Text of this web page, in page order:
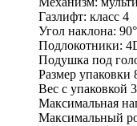
Газлифт: класс 4
Угол наклона:
Подлокотники:
Подушка под
Размер
Вес с упаковкой
Максимальная
Максимальный